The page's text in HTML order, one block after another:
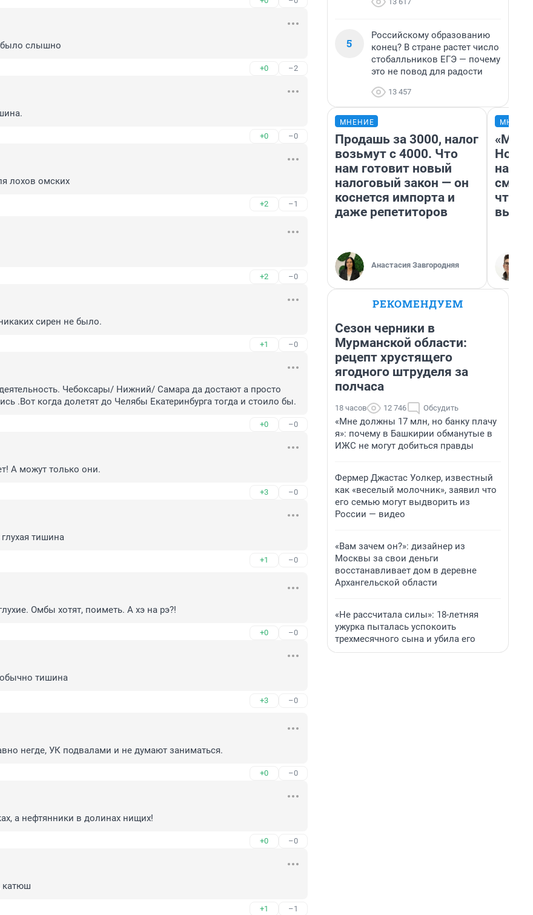
было слышно
+0 –2
+0 –0
лохов омских
+2 –1
+2 –0
сирен не было.
+1 –0
Чебоксары/ Нижний/ Самара да достают а просто
.Вот когда долетят до Челябы Екатеринбурга тогда и стоило бы.
+0 –0
А можут только они.
+3 –0
тишина
+1 –0
Омбы хотят, поиметь. А хэ на рэ?!
+0 –0
обычно тишина
+3 –0
негде, УК подвалами и не думают заниматься.
+0 –0
а нефтянники в долинах нищих!
+0 –0
катюш
+1 –1
5
Российскому образованию
конец? В стране растет число
стобалльников ЕГЭ — почему
это не повод для радости
13 457
МНЕНИЕ
Продашь за 3000, налог
возьмут с 4000. Что
нам готовит новый
налоговый закон — он
коснется импорта и
даже репетиторов
Анастасия Завгородняя
«Мы
РЕКОМЕНДУЕМ
Сезон черники в
Мурманской области:
рецепт хрустящего
ягодного штруделя за
полчаса
18 часов 12 746 Обсудить
«Мне должны 17 млн, но банку плачу
я»: почему в Башкирии обманутые в
ИЖС не могут добиться правды
Фермер Джастас Уолкер, известный
как «веселый молочник», заявил что
его семью могут выдворить из
России — видео
«Вам зачем он?»: дизайнер из
Москвы за свои деньги
восстанавливает дом в деревне
Архангельской области
«Не рассчитала силы»: 18-летняя
ужурка пыталась успокоить
трехмесячного сына и убила его